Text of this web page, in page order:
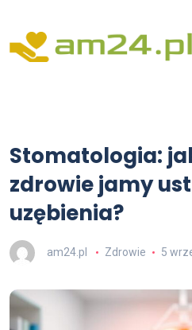
Stomatologia:
zdrowie jamy
uzębienia?
am24.pl Zdrowie 5